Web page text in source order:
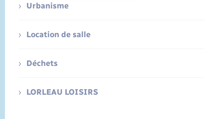
Urbanisme
Location de salle
Déchets
LORLEAU LOISIRS